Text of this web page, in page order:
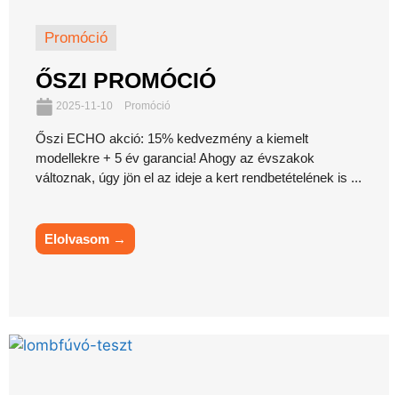
Promóció
ŐSZI PROMÓCIÓ
2025-11-10 Promóció
Őszi ECHO akció: 15% kedvezmény a kiemelt
modellekre + 5 év garancia! Ahogy az évszakok
változnak, úgy jön el az ideje a kert rendbetételének is ...
Elolvasom →